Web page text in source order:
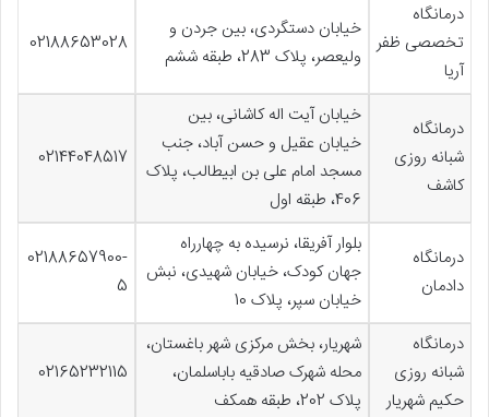
درمانگاه
تخصصی ظفر
آریا
خیابان دستگردی، بین جردن و
ولیعصر، پلاک 283، طبقه ششم
02188653028
درمانگاه
شبانه روزی
کاشف
خیابان آیت اله کاشانی، بین
خیابان عقیل و حسن آباد، جنب
مسجد امام علی بن ابیطالب، پلاک
406، طبقه اول
02144048517
درمانگاه
دادمان
بلوار آفریقا، نرسیده به چهارراه
جهان کودک، خیابان شهیدی، نبش
خیابان سپر، پلاک 10
02188657900-
5
درمانگاه
شبانه روزی
حکیم شهریار
شهریار، بخش مرکزی شهر باغستان،
محله شهرک صادقیه باباسلمان،
پلاک 202، طبقه همکف
02165232115